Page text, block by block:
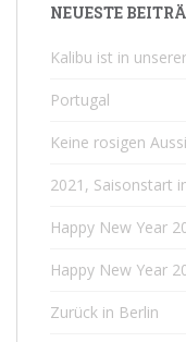
NEUESTE
Kalibu ist in
Portugal
Keine rosigen
2021, Saisonstart
Happy New Year
Happy New Year
Zurück in Berlin